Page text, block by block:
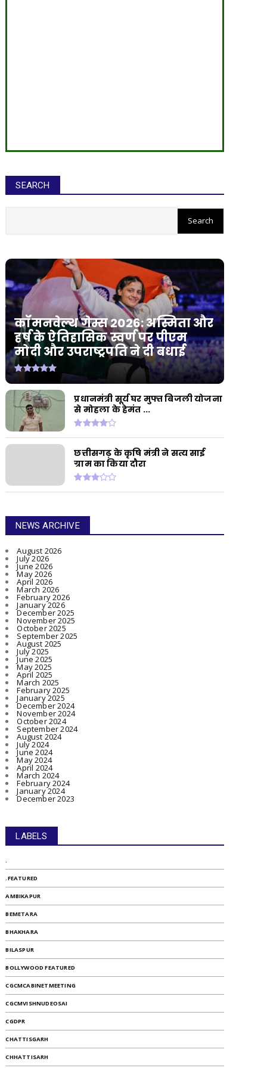
SEARCH
कॉमनवेल्थ गेम्स 2026: अस्मिता और
हर्ष के ऐतिहासिक स्वर्ण पर पीएम
मोदी और उपराष्ट्रपति ने दी बधाई
प्रधानमंत्री सूर्य घर मुफ्त बिजली योजना
से मोहला के हेमंत ...
छत्तीसगढ़ के कृषि मंत्री ने सत्य साई
ग्राम का किया दौरा
NEWS ARCHIVE
August 2026
July 2026
June 2026
May 2026
April 2026
March 2026
February 2026
January 2026
December 2025
November 2025
October 2025
September 2025
August 2025
July 2025
June 2025
May 2025
April 2025
March 2025
February 2025
January 2025
December 2024
November 2024
October 2024
September 2024
August 2024
July 2024
June 2024
May 2024
April 2024
March 2024
February 2024
January 2024
December 2023
LABELS
.
.FEATURED
AMBIKAPUR
BEMETARA
BHAKHARA
BILASPUR
BOLLYWOOD FEATURED
CGCMCABINETMEETING
CGCMVISHNUDEOSAI
CGDPR
CHATTISGARH
CHHATTISARH